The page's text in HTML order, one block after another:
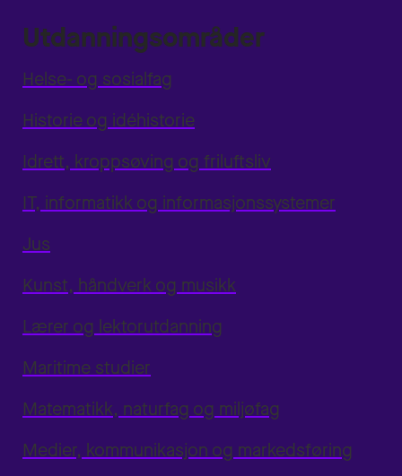
Utdanningsområder
Helse- og sosialfag
Historie og idéhistorie
Idrett, kroppsøving og friluftsliv
IT, informatikk og informasjonssystemer
Jus
Kunst, håndverk og musikk
Lærer og lektorutdanning
Maritime studier
Matematikk, naturfag og miljøfag
Medier, kommunikasjon og markedsføring